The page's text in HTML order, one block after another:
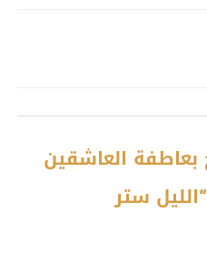
بعاطفة العاشقين
ستر